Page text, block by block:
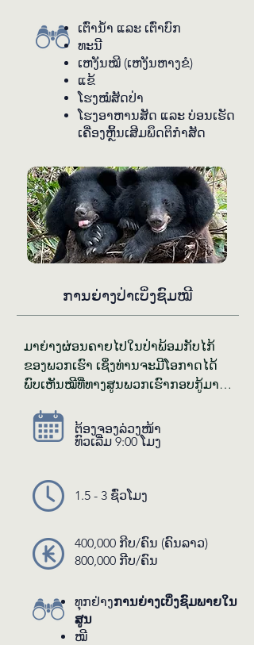
ເຕົ່າ​ນ້ຳ ແລະ ເຕົ່າ​ບົກ
ທະ​ນີ
ເຫງັນ​ໝີ (ເຫງັນ​ຫາງ​ຂໍ)
ແຂ້
ໂຮງ​ໝໍ​ສັດ​ປ່າ
ໂຮງ​ອາ​ຫານ​ສັດ ແລະ ບ່ອນ​ເຮັດ​
ເຄື່ອງ​ຫຼິ້ນ​ເສີມ​ພຶດ​ຕິ​ກຳ​ສັດ​
ການ​ຍ່າງ​ປ່າ​ເບິ່ງ​ຊົມ​ໝີ
ມາ​ຍ່າງ​ຜ່ອນ​ຄາຍ​ໄປ​ໃນ​ປ່າ​ພ້ອມ​ກັບ​ໄກ້​
ຂອງ​ພວກ​ເຮົາ ເຊິ່ງ​ທ່ານ​ຈະ​ມີ​ໂອ​ກາດ​ໄດ້​
ພົບ​ເຫັນ​ໝີ​ທີ່​ທາງ​ສູນ​ພວກ​ເຮົາ​ກອບ​ກູ້​ມາ​ຢູ່​
ເຫັນ​ກວາງ​ປ່າ ແລະ ຟານ​ທີ່​ສວຍ​ງາມ​ຕາມ​
ເສັ້ນ​ທາງ​ການ​ຍ່າງ​ທົວ. ການ​ທົວ​ນີ້​ທ່ານ​ຍັງ​
ຜັດ​ກັບ​ປະ​ສົບ​ການ​ເພີ່ມ​ເຕີມ​ໃນ​ການ​ເບິ່ງ​
ຊົມ​ສັດ​ທີ່​ສະ​ຫງ່າ​ງາມ​ຢູ່​ທ່າມ​ກາງ​ປ່າ​ໄມ້​ອັນ​
ຍ່າງ​ຂຶ້ນ​ພູ​ 2 Km ເຮັດ​ໃຫ້​ທ່ານ​ອາດ​ໄດ້​ພົບ​
ເຫັນ​ສັດ​ປ່າ​ທີ່​ຢູ່​ອ້ອມ​ຂ້າງທ່ານ. ເໝາ​ະ​​ສົມ
ສຳ​ລັບ​ຄົນ​ທີ່​ຮັກ​ທຳ​ມະ​ຊາດທີ່​ກຳ​ລັງ​ຊອກ​
ຫາ​ບ່ອນ​ພັກ​ຜ່ອນ​ໃນ​ປ່າ​ອັນ​ງຽບ​ສະ​ຫງົບ!
ຕ້ອງ​ຈອງ​ລ່ວງ​ໜ້າ
​​ທົວເລີ່ມ 9:00 ໂມງ​
1.5 - 3 ຊົ່ວ​ໂມງ
400,000 ​ກີບ/ຄົນ (ຄົນ​ລາວ)
800,000 ກີບ/​ຄົນ
ທຸກ​ຢ່າງ​​ການ​ຍ່າງ​ເບິ່ງ​ຊົມ​ພາຍ​ໃນ​
ສູນ
ໝີ